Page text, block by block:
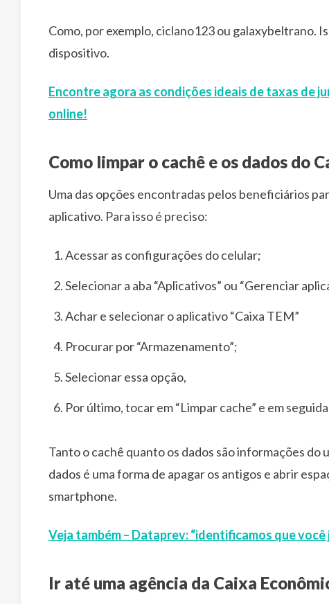
Como, por exemplo, ciclano123 ou galaxybeltrano.
dispositivo.
Encontre agora as condições ideais de taxas de
online!
Como limpar o cachê e os dados do
Uma das opções encontradas pelos beneficiários
aplicativo. Para isso é preciso:
Acessar as configurações do celular;
Selecionar a aba “Aplicativos” ou “Gerenciar
Achar e selecionar o aplicativo “Caixa TEM”
Procurar por “Armazenamento”;
Selecionar essa opção,
Por último, tocar em “Limpar cache” e em
Tanto o cachê quanto os dados são informações
dados é uma forma de apagar os antigos e abrir
smartphone.
Veja também – Dataprev: “identificamos que
Ir até uma agência da Caixa